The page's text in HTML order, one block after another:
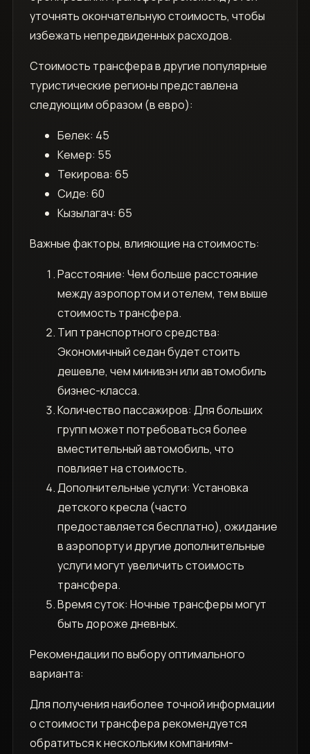
уточнять окончательную стоимость‚ чтобы
избежать непредвиденных расходов.
Стоимость трансфера в другие популярные
туристические регионы представлена
следующим образом (в евро):
Белек: 45
Кемер: 55
Текирова: 65
Сиде: 60
Кызылагач: 65
Важные факторы‚ влияющие на стоимость:
Расстояние: Чем больше расстояние
между аэропортом и отелем‚ тем выше
стоимость трансфера.
Тип транспортного средства:
Экономичный седан будет стоить
дешевле‚ чем минивэн или автомобиль
бизнес-класса.
Количество пассажиров: Для больших
групп может потребоваться более
вместительный автомобиль‚ что
повлияет на стоимость.
Дополнительные услуги: Установка
детского кресла (часто
предоставляется бесплатно)‚ ожидание
в аэропорту и другие дополнительные
услуги могут увеличить стоимость
трансфера.
Время суток: Ночные трансферы могут
быть дороже дневных.
Рекомендации по выбору оптимального
варианта:
Для получения наиболее точной информации
о стоимости трансфера рекомендуется
обратиться к нескольким компаниям-